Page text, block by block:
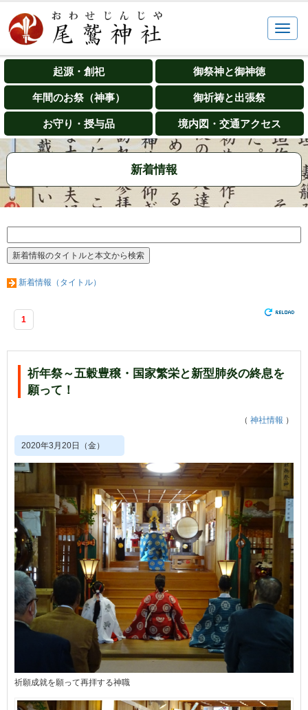
起源・創祀 御祭神と御神徳
年間のお祭（神事） 御祈祷と出張祭
お守り・授与品 境内図・交通アクセス
新着情報
新着情報（タイトル）
1
祈年祭～五穀豊穣・国家繁栄と新型肺炎の終息を
願って！
（ 神社情報 ）
2020年3月20日（金）
祈願成就を願って再拝する神職